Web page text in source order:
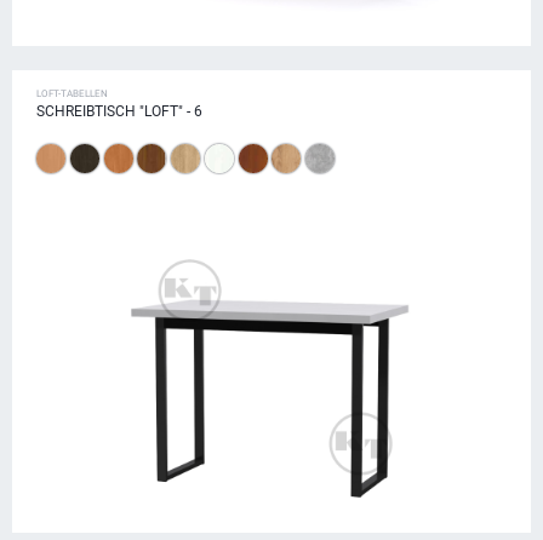
LOFT-TABELLEN
SCHREIBTISCH "LOFT" - 6